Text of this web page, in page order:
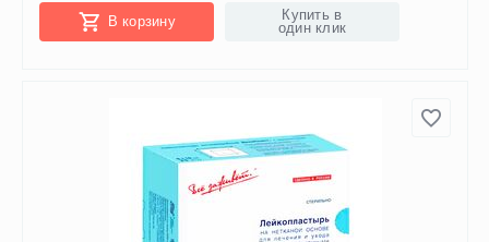
В корзину
Купить в
один клик